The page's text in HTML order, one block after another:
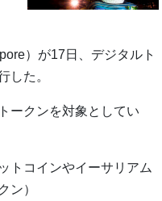
）が17日、デジタルト
した。
ークンを対象としてい
トコインやイーサリアム
ン）